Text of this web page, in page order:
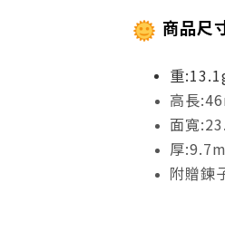
商品尺
重
高長
面寬
厚
附贈鍊